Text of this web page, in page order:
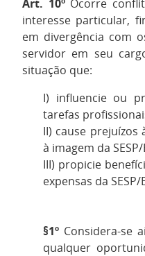
Art. 10º Ocorre
interesse particular,
em divergência com
servidor em seu
situação que:
I) influencie ou
tarefas
II) cause
à imagem da SESP/
III) propicie
expensas da SESP/
§1º Considera-se
qualquer